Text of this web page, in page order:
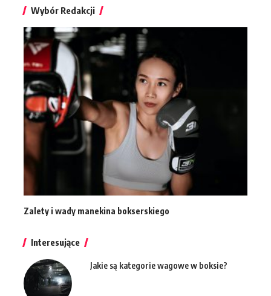
Wybór Redakcji
Zalety i wady manekina bokserskiego
Interesujące
Jakie są kategorie wagowe w boksie?